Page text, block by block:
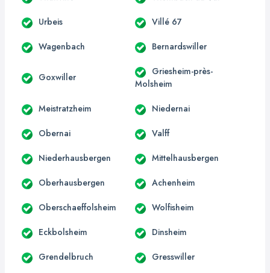
Urbeis Villé 67
Wagenbach Bernardswiller
Goxwiller
Griesheim-près-
Molsheim
Meistratzheim Niedernai
Obernai Valff
Niederhausbergen Mittelhausbergen
Oberhausbergen Achenheim
Oberschaeffolsheim Wolfisheim
Eckbolsheim Dinsheim
Grendelbruch Gresswiller